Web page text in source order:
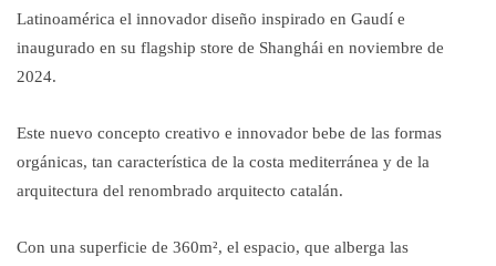
Latinoamérica el innovador diseño inspirado en Gaudí e
inaugurado en su flagship store de Shanghái en noviembre de
2024.
Este nuevo concepto creativo e innovador bebe de las formas
orgánicas, tan característica de la costa mediterránea y de la
arquitectura del renombrado arquitecto catalán.
Con una superficie de 360m², el espacio, que alberga las